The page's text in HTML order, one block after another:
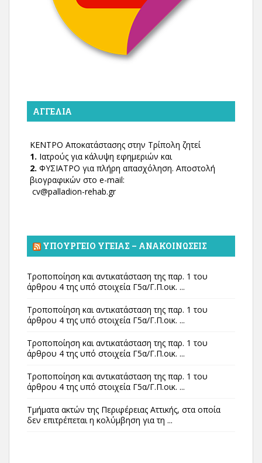
ΑΓΓΕΛΊΑ
ΚΕΝΤΡΟ Αποκατάστασης στην Τρίπολη ζητεί
1. Ιατρούς για κάλυψη εφημεριών και
2. ΦΥΣΙΑΤΡΟ για πλήρη απασχόληση. Αποστολή
βιογραφικών στο e-mail:
cv@palladion-rehab.gr
ΥΠΟΥΡΓΕΊΟ ΥΓΕΊΑΣ – ΑΝΑΚΟΙΝΏΣΕΙΣ
Τροποποίηση και αντικατάσταση της παρ. 1 του
άρθρου 4 της υπό στοιχεία Γ5α/Γ.Π.οικ. ...
Τροποποίηση και αντικατάσταση της παρ. 1 του
άρθρου 4 της υπό στοιχεία Γ5α/Γ.Π.οικ. ...
Τροποποίηση και αντικατάσταση της παρ. 1 του
άρθρου 4 της υπό στοιχεία Γ5α/Γ.Π.οικ. ...
Τροποποίηση και αντικατάσταση της παρ. 1 του
άρθρου 4 της υπό στοιχεία Γ5α/Γ.Π.οικ. ...
Τμήματα ακτών της Περιφέρειας Αττικής, στα οποία
δεν επιτρέπεται η κολύμβηση για τη ...